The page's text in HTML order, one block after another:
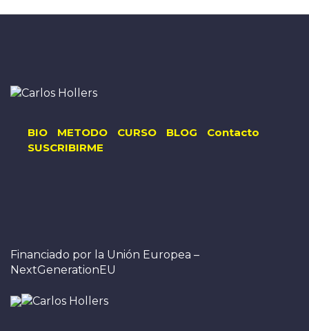
BIO METODO CURSO BLOG
Contacto
SUSCRIBIRME
Financiado por la Unión Europea –
NextGenerationEU